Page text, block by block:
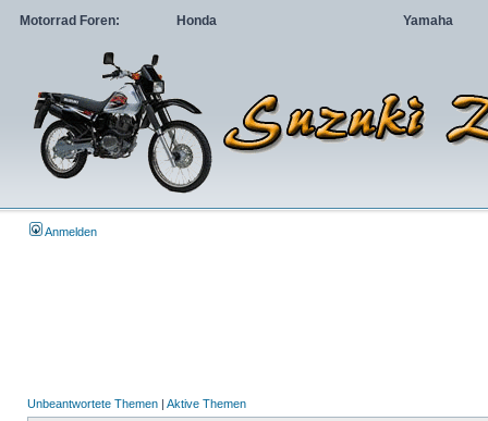
Motorrad Foren: Honda Yamaha
Anmelden
Unbeantwortete Themen | Aktive Themen